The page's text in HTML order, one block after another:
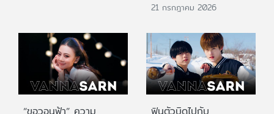
21 กรกฎาคม 2026
“ขอวอนฟ้า” ความ
ฟินตัวบิดไปกับ